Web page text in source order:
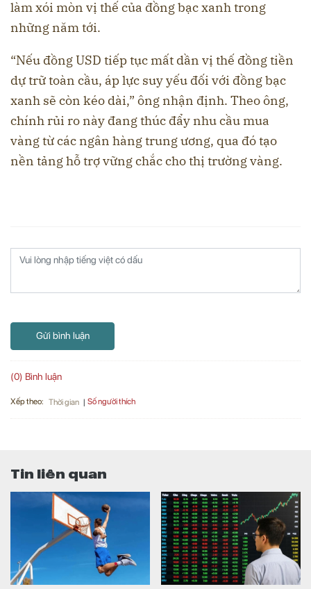
làm xói mòn vị thế của đồng bạc xanh trong
những năm tới.
“Nếu đồng USD tiếp tục mất dần vị thế đồng tiền
dự trữ toàn cầu, áp lực suy yếu đối với đồng bạc
xanh sẽ còn kéo dài,” ông nhận định. Theo ông,
chính rủi ro này đang thúc đẩy nhu cầu mua
vàng từ các ngân hàng trung ương, qua đó tạo
nền tảng hỗ trợ vững chắc cho thị trường vàng.
Gửi bình luận
(0) Bình luận
Xếp theo: Thời gian Số người thích
Tin liên quan